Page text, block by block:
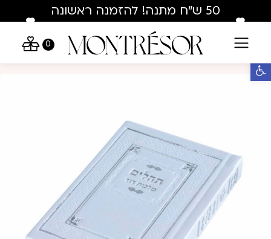
פתח סרגל נגישות
Skip to Content
Contact Us 50 ש"ח מתנה! להזמנה ראשונה
בלבד : hey50
0